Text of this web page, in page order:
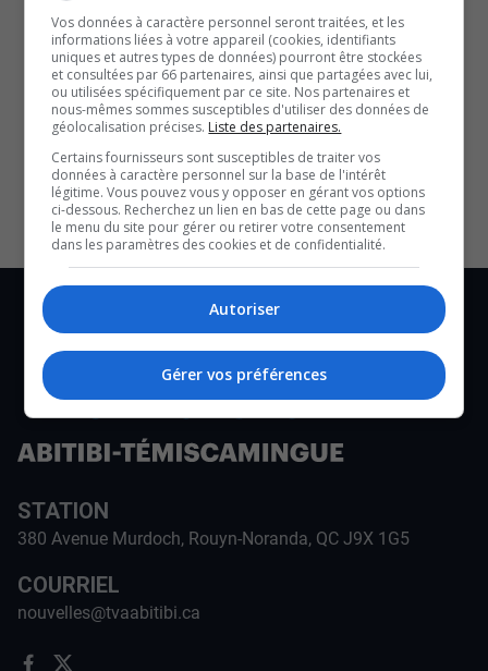
QUESTION DU JOUR
Commentaires
SOUTENIR NOS MÉDIAS, C’EST PROTÉGER NOTRE
CULTURE ET NOTRE ÉCONOMIE
STATION
380 Avenue Murdoch, Rouyn-Noranda, QC J9X 1G5
COURRIEL
nouvelles@tvaabitibi.ca
Vos données à caractère personnel seront traitées, et les
informations liées à votre appareil (cookies, identifiants
uniques et autres types de données) pourront être stockées
et consultées par 66 partenaires, ainsi que partagées avec lui,
ou utilisées spécifiquement par ce site. Nos partenaires et
nous-mêmes sommes susceptibles d'utiliser des données de
géolocalisation précises. Liste des partenaires.
Certains fournisseurs sont susceptibles de traiter vos
données à caractère personnel sur la base de l'intérêt
légitime. Vous pouvez vous y opposer en gérant vos options
ci-dessous. Recherchez un lien en bas de cette page ou dans
le menu du site pour gérer ou retirer votre consentement
dans les paramètres des cookies et de confidentialité.
Autoriser
Gérer vos préférences